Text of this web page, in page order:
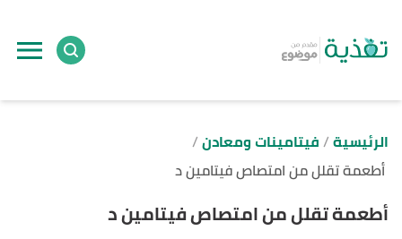
الرئيسية فيتامينات ومعادن
أطعمة تقلل من امتصاص فيتامين د
أطعمة تقلل من امتصاص فيتامين د